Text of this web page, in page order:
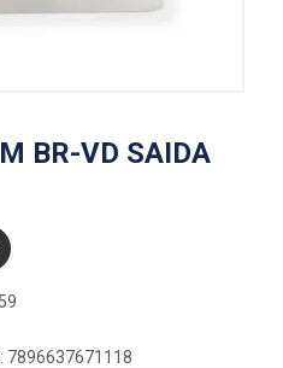
BR-VD SAIDA
7896637671118